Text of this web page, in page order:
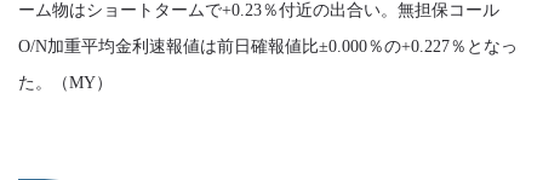
ーム物はショートタームで+0.23％付近の出合い。無担保コール
O/N加重平均金利速報値は前日確報値比±0.000％の+0.227％となっ
た。（MY）